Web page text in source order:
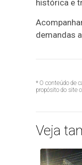
histórica e
demandas
* O conteúdo de
propósito do site
Veja